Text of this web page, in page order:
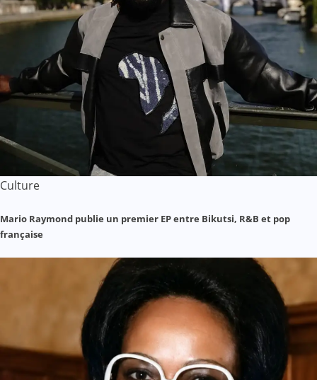
Culture
Mario Raymond publie un premier EP entre Bikutsi, R&B et pop
française